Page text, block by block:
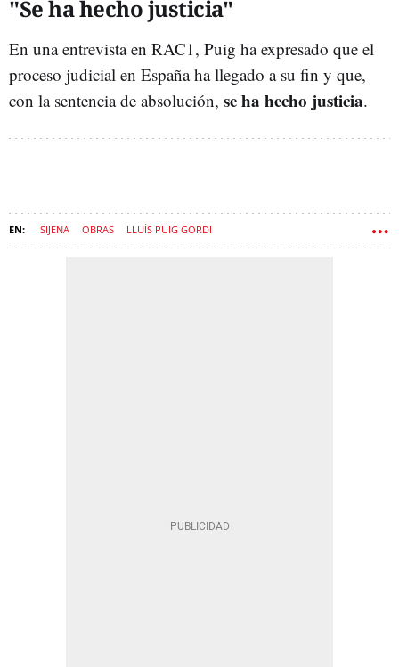
"Se ha hecho justicia"
En una entrevista en RAC1, Puig ha expresado que el
proceso judicial en España ha llegado a su fin y que,
con la sentencia de absolución, se ha hecho justicia.
SIJENA OBRAS LLUÍS PUIG GORDI